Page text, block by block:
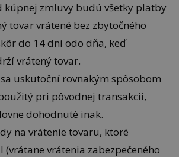
kúpnej zmluvy budú všetky platby
tovar vrátené bez zbytočného
do 14 dní odo dňa, keď
vrátený tovar.
uskutoční rovnakým spôsobom
pri pôvodnej transakcii,
dohodnuté inak.
na vrátenie tovaru, ktoré
vrátenia zabezpečeného